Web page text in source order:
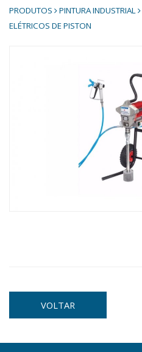
PRODUTOS PINTURA INDUSTRIAL
ELÉTRICOS DE PISTON
VOLTAR